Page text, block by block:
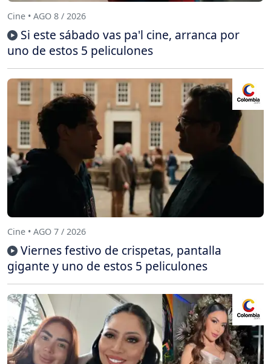
Cine • AGO 8 / 2026
Si este sábado vas pa'l cine, arranca por
uno de estos 5 peliculones
Cine • AGO 7 / 2026
Viernes festivo de crispetas, pantalla
gigante y uno de estos 5 peliculones